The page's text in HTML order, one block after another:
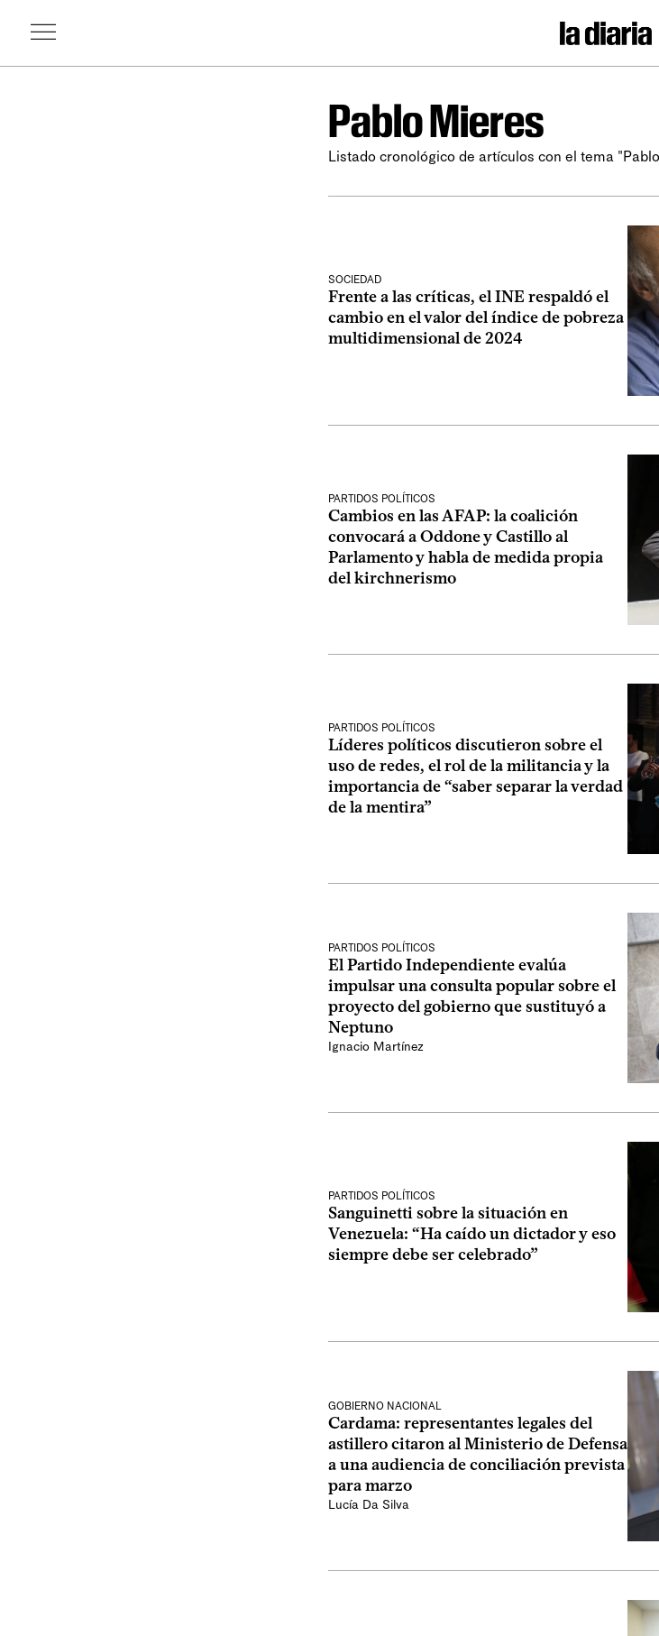
Pablo Mieres
Listado cronológico de artículos con el tema
SOCIEDAD
Frente a las críticas, el INE respaldó el
cambio en el valor del índice de pobreza
multidimensional de 2024
PARTIDOS POLÍTICOS
Cambios en las AFAP: la coalición
convocará a Oddone y Castillo al
Parlamento y habla de medida propia
del kirchnerismo
PARTIDOS POLÍTICOS
Líderes políticos discutieron sobre el
uso de redes, el rol de la militancia y la
importancia de “saber separar la verdad
de la mentira”
PARTIDOS POLÍTICOS
El Partido Independiente evalúa
impulsar una consulta popular sobre el
proyecto del gobierno que sustituyó a
Neptuno
Ignacio Martínez
PARTIDOS POLÍTICOS
Sanguinetti sobre la situación en
Venezuela: “Ha caído un dictador y eso
siempre debe ser celebrado”
GOBIERNO NACIONAL
Cardama: representantes legales del
astillero citaron al Ministerio de Defensa
a una audiencia de conciliación prevista
para marzo
Lucía Da Silva